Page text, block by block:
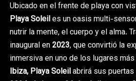
Ubicado en el frente de playa con
Playa Soleiles un oasis multi-
nutrir la mente, el cuerpo y el alma.
inaugural en2023, que convirtió la
inmersiva en uno de los lugares
Ibiza, Playa Soleilabrirá sus puertas